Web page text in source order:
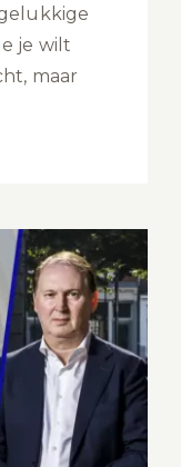
je wilt
maar
opnieuw